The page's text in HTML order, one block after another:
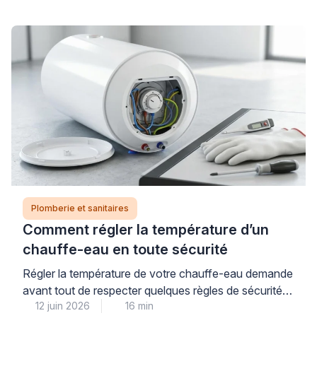
sol, et choisir un modèle incompatible peut engendrer
des travaux de plomberie imprévus et coûteux. Pour
garantir un achat réussi et éviter toute mauvaise
Plomberie et sanitaires
Comment régler la température d’un
chauffe-eau en toute sécurité
Régler la température de votre chauffe-eau demande
avant tout de respecter quelques règles de sécurité
simples, à commencer par la coupure systématique
12 juin 2026 16 min